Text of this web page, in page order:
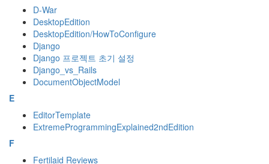
D-War
DesktopEdition
DesktopEdition/HowToConfigure
Django
Django 프로젝트 초기 설정
Django_vs_Rails
DocumentObjectModel
E
EditorTemplate
ExtremeProgrammingExplained2ndEdition
F
Fertilaid Reviews